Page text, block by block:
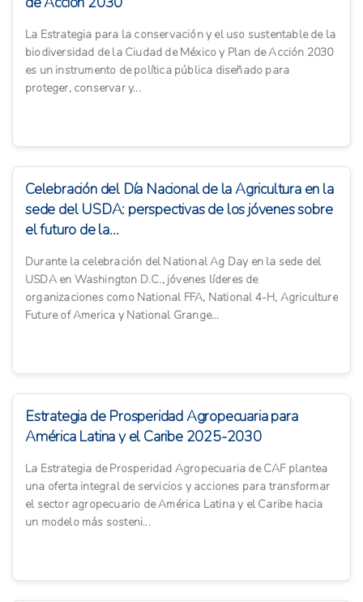
La Estrategia para la conservación y el uso sustentable de la
biodiversidad de la Ciudad de México y Plan de Acción 2030
es un instrumento de política pública diseñado para
proteger, conservar y...
Celebración del Día Nacional de la Agricultura en la
sede del USDA: perspectivas de los jóvenes sobre
el futuro de la...
Durante la celebración del National Ag Day en la sede del
USDA en Washington D.C., jóvenes líderes de
organizaciones como National FFA, National 4-H, Agriculture
Future of America y National Grange...
Estrategia de Prosperidad Agropecuaria para
América Latina y el Caribe 2025-2030
La Estrategia de Prosperidad Agropecuaria de CAF plantea
una oferta integral de servicios y acciones para transformar
el sector agropecuario de América Latina y el Caribe hacia
un modelo más sosteni...